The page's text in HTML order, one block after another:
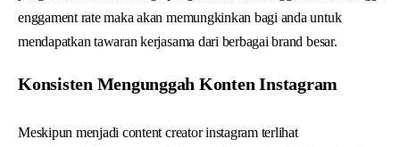
enggament rate maka akan memungkinkan bagi anda untuk
mendapatkan tawaran kerjasama dari berbagai brand besar.
Konsisten Mengunggah Konten Instagram
Meskipun menjadi content creator instagram terlihat